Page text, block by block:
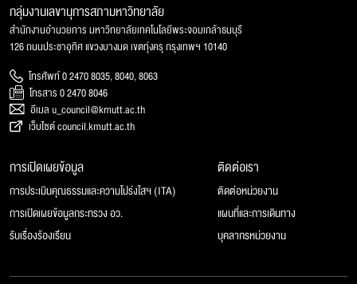
กลุ่มงานเลขานุการสภามหาวิทยาลัย
สำนักงานอำนวยการ มหาวิทยาลัยเทคโนโลยีพระจอมเกล้าธนบุรี
126 ถนนประชาอุทิศ แขวงบางมด เขตทุ่งครุ กรุงเทพฯ 10140
โทรศัพท์ 0 2470 8035, 8040, 8063
โทรสาร 0 2470 8046
อีเมล u_council@kmutt.ac.th
เว็บไซต์ council.kmutt.ac.th
การเปิดเผยข้อมูล
การประเมินคุณธรรมและความโปร่งใสฯ (ITA)
การเปิดเผยข้อมูลกระทรวง อว.
รับเรื่องร้องเรียน
ติดต่อเรา
ติดต่อหน่วยงาน
แผนที่และการเดินทาง
บุคลากรหน่วยงาน